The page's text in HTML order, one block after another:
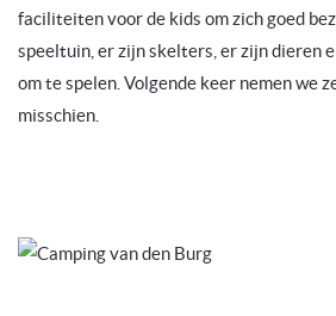
faciliteiten voor de kids om zich goed
speeltuin, er zijn skelters, er zijn dieren
om te spelen. Volgende keer nemen we
misschien.